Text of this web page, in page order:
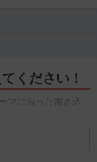
ください！
マに沿った書き込